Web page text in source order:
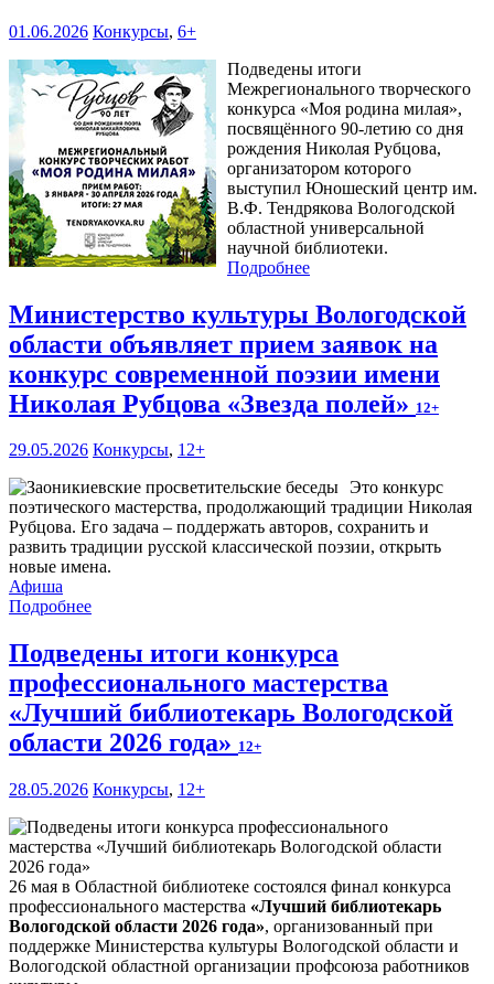
01.06.2026 Конкурсы, 6+
Подведены итоги
Межрегионального творческого
конкурса «Моя родина милая»,
посвящённого 90-летию со дня
рождения Николая Рубцова,
организатором которого
выступил Юношеский центр им.
В.Ф. Тендрякова Вологодской
областной универсальной
научной библиотеки.
Подробнее
Министерство культуры Вологодской
области объявляет прием заявок на
конкурс современной поэзии имени
Николая Рубцова «Звезда полей» 12+
29.05.2026 Конкурсы, 12+
Это конкурс
поэтического мастерства, продолжающий традиции Николая
Рубцова. Его задача – поддержать авторов, сохранить и
развить традиции русской классической поэзии, открыть
новые имена.
Афиша
Подробнее
Подведены итоги конкурса
профессионального мастерства
«Лучший библиотекарь Вологодской
области 2026 года» 12+
28.05.2026 Конкурсы, 12+
26 мая в Областной библиотеке состоялся финал конкурса
профессионального мастерства «Лучший библиотекарь
Вологодской области 2026 года», организованный при
поддержке Министерства культуры Вологодской области и
Вологодской областной организации профсоюза работников